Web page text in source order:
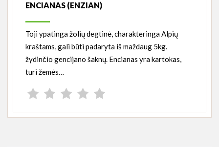
ENCIANAS (ENZIAN)
Toji ypatinga žolių degtinė, charakteringa Alpių
kraštams, gali būti padaryta iš maždaug 5kg.
žydinčio gencijano šaknų. Encianas yra kartokas,
turi žemės…